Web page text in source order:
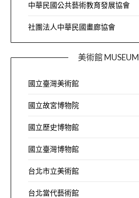
中華民國公共藝術教育發展協會
社團法人中華民國畫廊協會
美術館 MUSEUM
國立臺灣美術館
國立故宮博物院
國立歷史博物館
國立臺灣博物館
台北市立美術館
台北當代藝術館